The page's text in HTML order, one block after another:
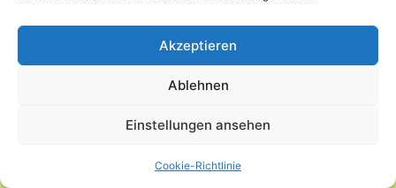
Akzeptieren
Ablehnen
Einstellungen ansehen
Cookie-Richtlinie